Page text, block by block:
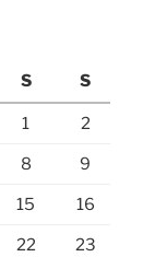
S S
1 2
8 9
15 16
22 23